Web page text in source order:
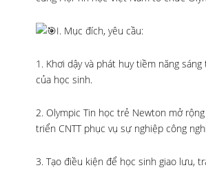
I. Mục đích, yêu cầu:
1. Khơi dậy và phát huy tiềm năng
của học sinh.
2. Olympic Tin học trẻ Newton mở
triển CNTT phục vụ sự nghiệp công
3. Tạo điều kiện để học sinh giao lưu,